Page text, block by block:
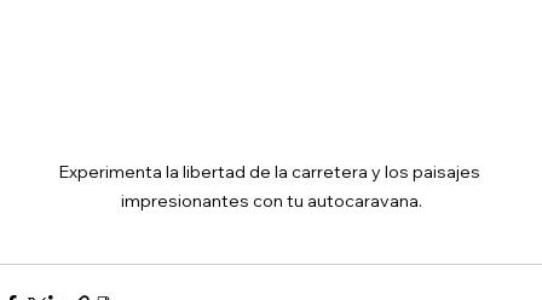
Experimenta la libertad de la carretera y los paisajes
impresionantes con tu autocaravana.